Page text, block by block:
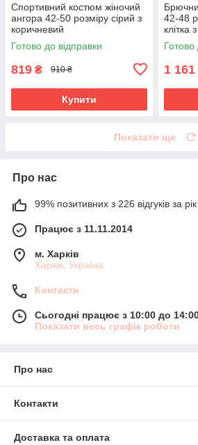
Спортивний костюм жіночий
ангора 42-50 розміру сірий з
коричневий
Готово до відправки
819 ₴ 910 ₴
Купити
42-48
клітка
Готово
1 161
Показати ще
Про нас
99% позитивних з 226 відгуків за рік
Працює з 11.11.2014
м. Харків
Харків, Україна
Контакти
Сьогодні працює з 10:00 до
Показати весь графік роботи
Про нас
Контакти
Доставка та оплата